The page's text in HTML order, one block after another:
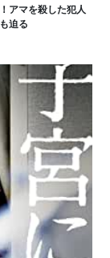
アマを殺した犯人
迫る